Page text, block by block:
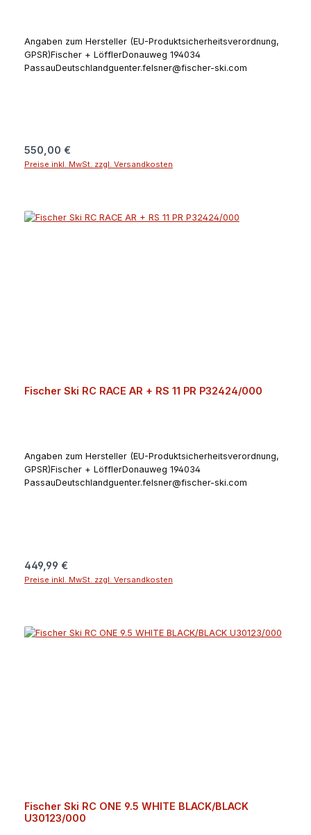
Angaben zum Hersteller (EU-Produktsicherheitsverordnung,
GPSR)Fischer + LöfflerDonauweg 194034
PassauDeutschlandguenter.felsner@fischer-ski.com
Regulärer Preis:
550,00 €
Preise inkl. MwSt. zzgl. Versandkosten
Fischer Ski RC RACE AR + RS 11 PR P32424/000
Angaben zum Hersteller (EU-Produktsicherheitsverordnung,
GPSR)Fischer + LöfflerDonauweg 194034
PassauDeutschlandguenter.felsner@fischer-ski.com
Regulärer Preis:
449,99 €
Preise inkl. MwSt. zzgl. Versandkosten
Fischer Ski RC ONE 9.5 WHITE BLACK/BLACK
U30123/000